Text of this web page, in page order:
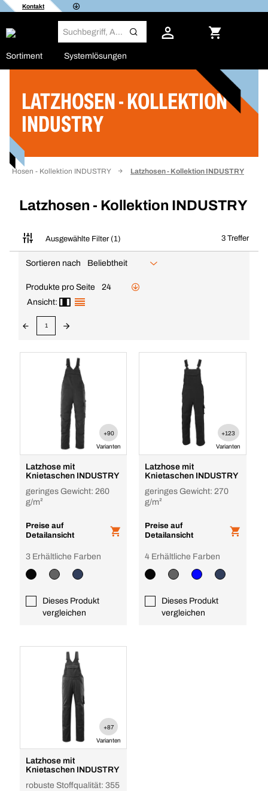
Kontakt
Sortiment Systemlösungen
LATZHOSEN - KOLLEKTION
INDUSTRY
Hosen - Kollektion INDUSTRY Latzhosen - Kollektion INDUSTRY
Latzhosen - Kollektion INDUSTRY
Ausgewählte Filter (1) 3 Treffer
Filter
Sortieren nach Beliebtheit
Produkte pro Seite
24
Ansicht:
1
+90
Varianten
Latzhose mit
Knietaschen INDUSTRY
geringes Gewicht: 260
g/m²
Preise auf
Detailansicht
Dieses Produkt
vergleichen
3 Erhältliche Farben
+123
Varianten
Latzhose mit
Knietaschen INDUSTRY
geringes Gewicht: 270
g/m²
Preise auf
Detailansicht
Dieses Produkt
vergleichen
4 Erhältliche Farben
+87
Varianten
Latzhose mit
Knietaschen INDUSTRY
robuste Stoffqualität: 355